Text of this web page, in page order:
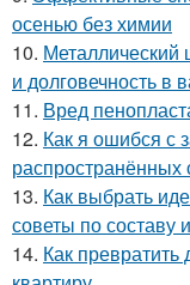
осенью без химии
10. Металлический
и долговечность
11. Вред
12. Как я ошибся с
распространённых
13. Как выбрать
советы по составу
14. Как